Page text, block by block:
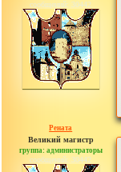
сообщений: 30442
Рената
Великий магистр
группа: администраторы
сообщений: 30442